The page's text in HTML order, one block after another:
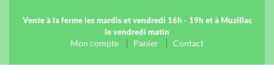
Vente à la ferme les mardis et vendredi 16h - 19h et à Muzillac
le vendredi matin
Mon compte Panier Contact